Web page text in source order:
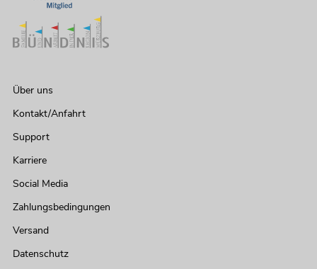
Über uns
Kontakt/Anfahrt
Support
Karriere
Social Media
Zahlungsbedingungen
Versand
Datenschutz